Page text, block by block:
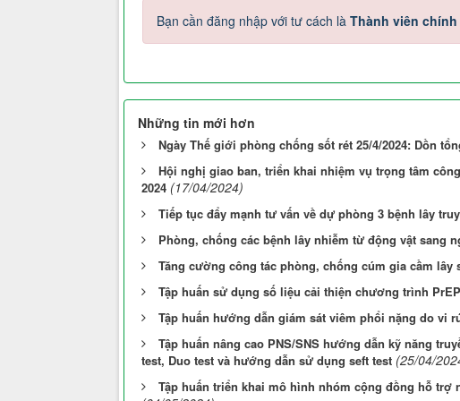
Bạn cần đăng nhập với tư cách là Thành viên
Những tin mới hơn
Ngày Thế giới phòng chống sốt rét 25/4/2024: Dồn
Hội nghị giao ban, triển khai nhiệm vụ trọng tâm
2024 (17/04/2024)
Tiếp tục đẩy mạnh tư vấn về dự phòng 3 bệnh lây
Phòng, chống các bệnh lây nhiễm từ động vật sang
Tăng cường công tác phòng, chống cúm gia cầm lây
Tập huấn sử dụng số liệu cải thiện chương trình
Tập huấn hướng dẫn giám sát viêm phổi nặng do vi
Tập huấn nâng cao PNS/SNS hướng dẫn kỹ năng
test, Duo test và hướng dẫn sử dụng seft test (25/04/
Tập huấn triển khai mô hình nhóm cộng đồng hỗ